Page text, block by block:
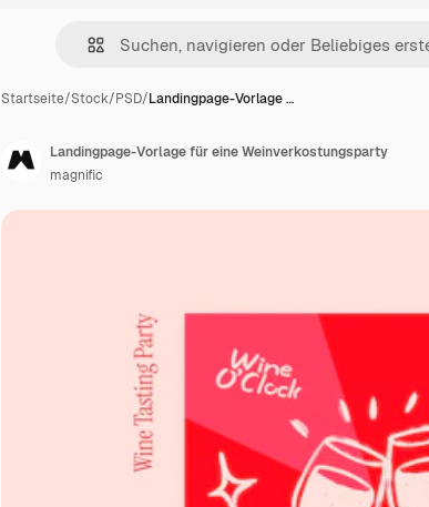
Startseite/Stock/PSD/Landingpage-Vorlage …
Landingpage-Vorlage für eine Weinverkostungsparty
magnific